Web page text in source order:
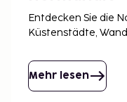
Entdecken Sie die
Küstenstädte,
Kulturinteressierte.
Mehr lesen